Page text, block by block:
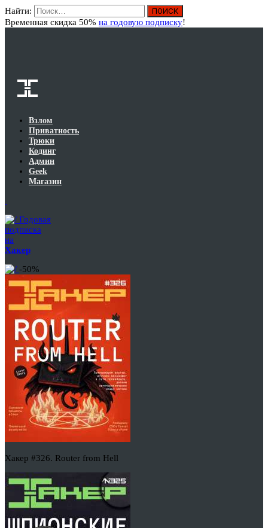
Найти:
Временная скидка 50% на годовую подписку!
Взлом
Приватность
Трюки
Кодинг
Админ
Geek
Магазин
Годовая
подписка
на
Хакер
-50%
Хакер #326. Router from Hell